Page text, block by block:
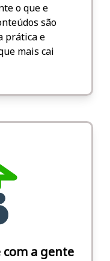
o que e
são
prática e
mais cai
a gente